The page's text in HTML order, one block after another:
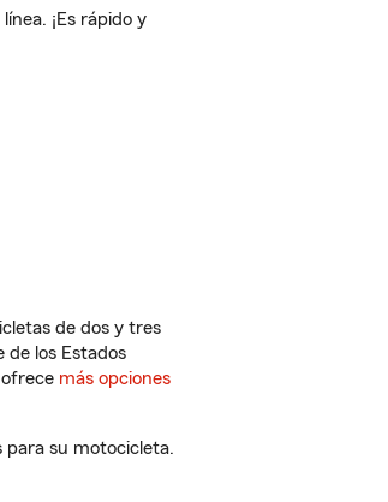
¡Es rápido y
de dos y tres
de los Estados
ofrece más opciones
para su motocicleta.